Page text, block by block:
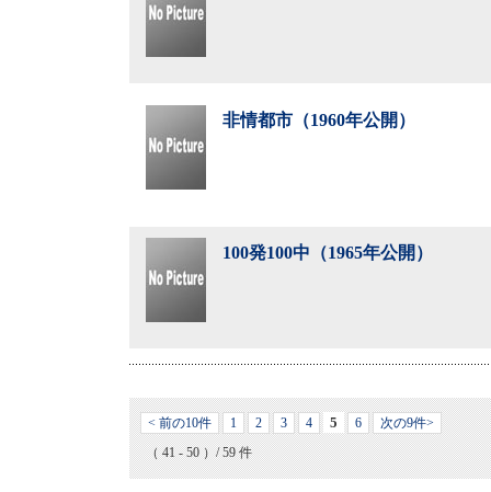
非情都市（1960年公開）
100発100中（1965年公開）
< 前の10件 1 2 3 4 5 6
次の9件>
（ 41 - 50 ）/ 59 件